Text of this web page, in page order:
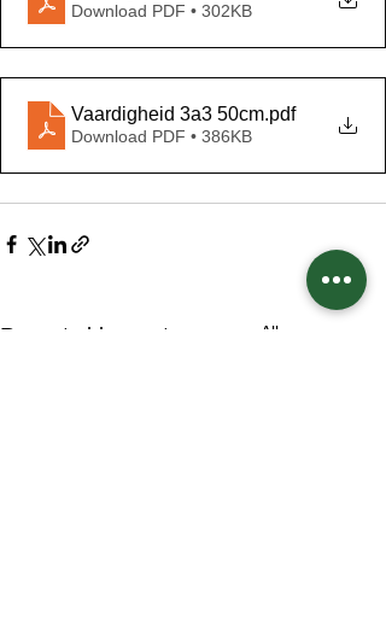
Download PDF • 302KB
Vaardigheid 3a3 50cm.pdf
Download PDF • 386KB
Recente blogposts Alles weergeven